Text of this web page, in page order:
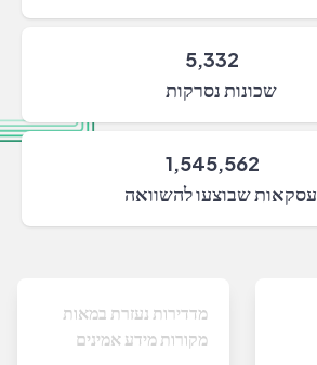
5,332
שכונות נסרקות
1,545,562
עסקאות שבוצעו להשוואה
מדדירות נעזרת במאות
מקורות מידע אמינים